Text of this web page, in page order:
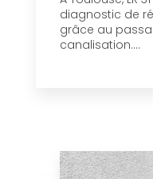
diagnostic de
grâce au
canalisation....